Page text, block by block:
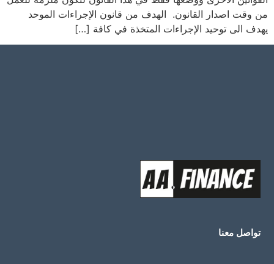
من وقت اصدار القانون. الهدف من قانون الإجراءات الموحد
يهدف الى توحيد الإجراءات المتخذة في كافة […]
تواصل معنا